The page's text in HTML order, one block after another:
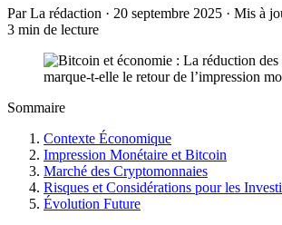
Par La rédaction · 20 septembre 2025 · Mis à
3 min de lecture
Sommaire
Contexte Économique
Impression Monétaire et Bitcoin
Marché des Cryptomonnaies
Risques et Considérations pour les
Évolution Future